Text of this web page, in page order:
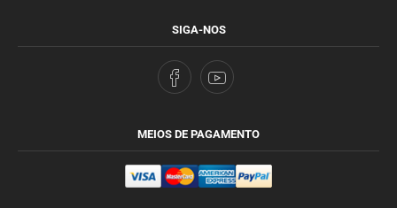
SIGA-NOS
MEIOS DE PAGAMENTO